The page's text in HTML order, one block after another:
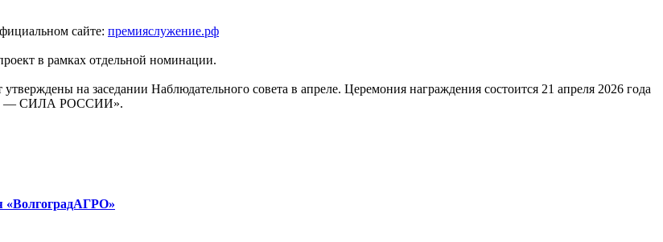
сайте: премияслужение.рф
в рамках отдельной номинации.
на заседании Наблюдательного совета в апреле. Церемония награждения состоится 21 апреля 2026 года
— СИЛА РОССИИ».
«ВолгоградАГРО»